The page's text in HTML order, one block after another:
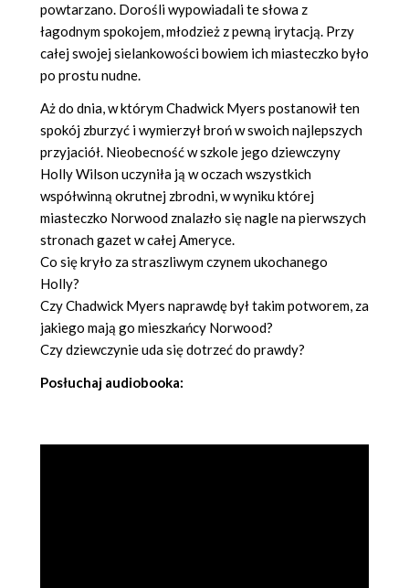
powtarzano. Dorośli wypowiadali te słowa z
łagodnym spokojem, młodzież z pewną irytacją. Przy
całej swojej sielankowości bowiem ich miasteczko było
po prostu nudne.
Aż do dnia, w którym Chadwick Myers postanowił ten
spokój zburzyć i wymierzył broń w swoich najlepszych
przyjaciół. Nieobecność w szkole jego dziewczyny
Holly Wilson uczyniła ją w oczach wszystkich
współwinną okrutnej zbrodni, w wyniku której
miasteczko Norwood znalazło się nagle na pierwszych
stronach gazet w całej Ameryce.
Co się kryło za straszliwym czynem ukochanego
Holly?
Czy Chadwick Myers naprawdę był takim potworem, za
jakiego mają go mieszkańcy Norwood?
Czy dziewczynie uda się dotrzeć do prawdy?
Posłuchaj audiobooka: